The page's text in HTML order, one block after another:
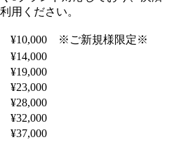
用ください。
¥10,000 ※ご新規様限定※
¥14,000
¥19,000
¥23,000
¥28,000
¥32,000
¥37,000